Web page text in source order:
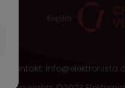
kontakt: